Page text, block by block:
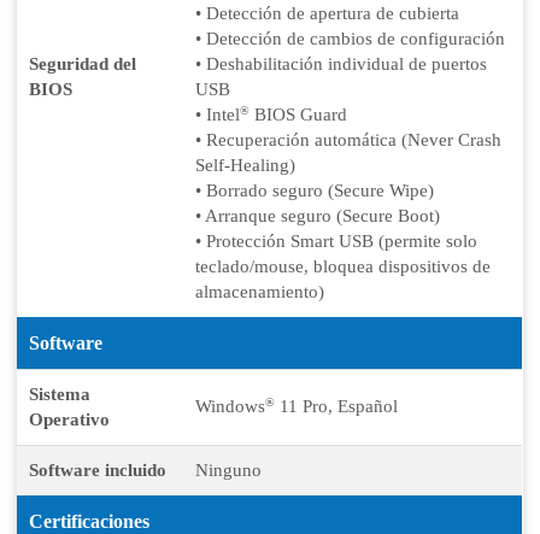
Seguridad del
BIOS
• Detección de apertura de cubierta
• Detección de cambios de configuración
• Deshabilitación individual de puertos
USB
• Intel® BIOS Guard
• Recuperación automática (Never Crash
Self-Healing)
• Borrado seguro (Secure Wipe)
• Arranque seguro (Secure Boot)
• Protección Smart USB (permite solo
teclado/mouse, bloquea dispositivos de
almacenamiento)
Software
Sistema
Operativo
Windows® 11 Pro, Español
Software incluido Ninguno
Certificaciones